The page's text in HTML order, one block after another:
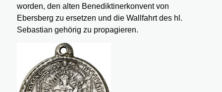
worden, den alten Benediktinerkonvent von
Ebersberg zu ersetzen und die Wallfahrt des hl.
Sebastian gehörig zu propagieren.